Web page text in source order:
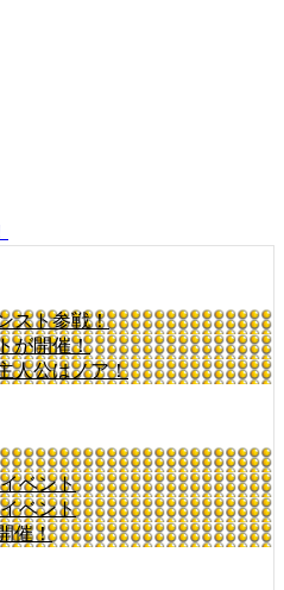
スト参戦！
が開催！
人公はノア！
ベント
ベント
催！